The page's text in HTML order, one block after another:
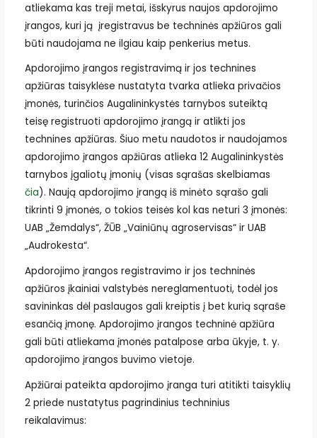
atliekama kas treji metai, išskyrus naujos apdorojimo
įrangos, kuri ją įregistravus be techninės apžiūros gali
būti naudojama ne ilgiau kaip penkerius metus.
Apdorojimo įrangos registravimą ir jos technines
apžiūras taisyklėse nustatyta tvarka atlieka privačios
įmonės, turinčios Augalininkystės tarnybos suteiktą
teisę registruoti apdorojimo įrangą ir atlikti jos
technines apžiūras. Šiuo metu naudotos ir naudojamos
apdorojimo įrangos apžiūras atlieka 12 Augalininkystės
tarnybos įgaliotų įmonių (visas sąrašas skelbiamas
čia). Naują apdorojimo įrangą iš minėto sąrašo gali
tikrinti 9 įmonės, o tokios teisės kol kas neturi 3 įmonės:
UAB „Žemdalys“, ŽŪB „Vainiūnų agroservisas“ ir UAB
„Audrokesta“.
Apdorojimo įrangos registravimo ir jos techninės
apžiūros įkainiai valstybės nereglamentuoti, todėl jos
savininkas dėl paslaugos gali kreiptis į bet kurią sąraše
esančią įmonę. Apdorojimo įrangos techninė apžiūra
gali būti atliekama įmonės patalpose arba ūkyje, t. y.
apdorojimo įrangos buvimo vietoje.
Apžiūrai pateikta apdorojimo įranga turi atitikti taisyklių
2 priede nustatytus pagrindinius techninius
reikalavimus: